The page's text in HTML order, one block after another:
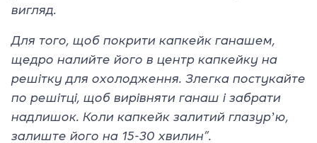
вигляд.
Для того, щоб покрити капкейк ганашем,
щедро налийте його в центр капкейку на
решітку для охолодження. Злегка постукайте
по решітці, щоб вирівняти ганаш і забрати
надлишок. Коли капкейк залитий глазурʼю,
залиште його на 15-30 хвилин”.